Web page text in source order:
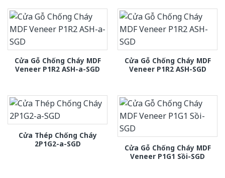
Cửa Gỗ Chống Cháy MDF
Veneer P1R2 ASH-a-SGD
Cửa Gỗ Chống Cháy MDF
Veneer P1R2 ASH-SGD
Cửa Thép Chống Cháy
2P1G2-a-SGD
Cửa Gỗ Chống Cháy MDF
Veneer P1G1 Sồi-SGD